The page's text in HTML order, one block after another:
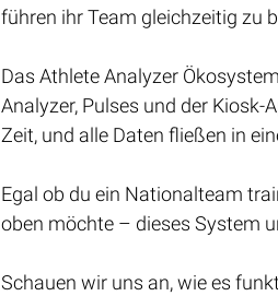
führen ihr Team gleichzeitig zu
Das Athlete Analyzer
Analyzer, Pulses und der
Zeit, und alle Daten fließen in
Egal ob du ein Nationalteam
oben möchte – dieses System
Schauen wir uns an, wie es